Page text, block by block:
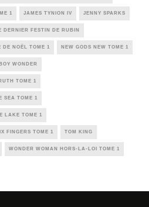
1 JAMES TYNION IV JENNY SPARKS
DERNIER FESTIN DE RUBIN
DE NOËL TOME 1 NEW GODS NEW TOME 1
WONDER
TOME 1
SEA TOME 1
LAKE TOME 1
FINGERS TOME 1 TOM KING
WONDER WOMAN HORS-LA-LOI TOME 1